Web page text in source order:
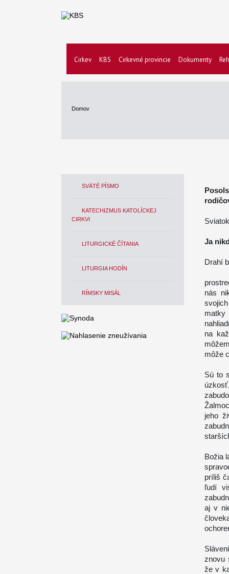
Cirkev KBS Cirkevné provincie Dokumenty
Domov
SVÄTÉ PÍSMO
KATECHIZMUS KATOLÍCKEJ
CIRKVI
LITURGICKÉ ČÍTANIA
LITURGIA HODÍN
RÍMSKY MISÁL
Ja
Drahí
nás
na
môže
Sú to
jeho
Božia
príliš
ľudí
aj v
znovu
že v